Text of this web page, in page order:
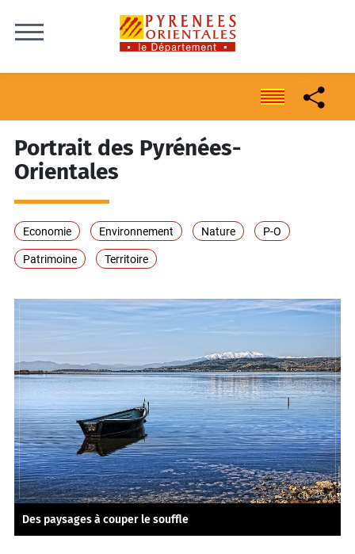
Portrait des Pyrénées-
Orientales
Economie Environnement Nature P-O
Patrimoine Territoire
Des paysages à couper le souffle